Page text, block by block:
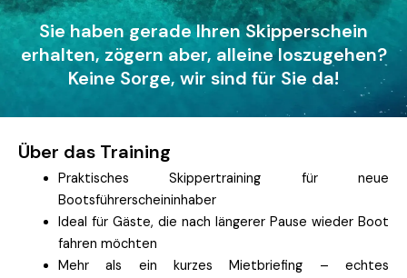
Sie haben gerade Ihren Skipperschein
erhalten, zögern aber, alleine loszugehen?
Keine Sorge, wir sind für Sie da!
Über das Training
Praktisches Skippertraining für neue
Bootsführerscheininhaber
Ideal für Gäste, die nach längerer Pause wieder Boot
fahren möchten
Mehr als ein kurzes Mietbriefing – echtes